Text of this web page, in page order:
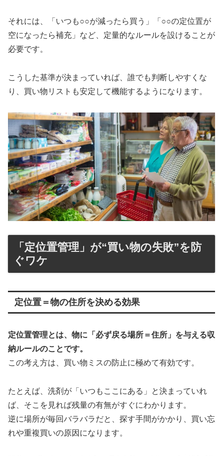
それには、「いつも○○が減ったら買う」「○○の定位置が
空になったら補充」など、定量的なルールを設けることが
必要です。
こうした基準が決まっていれば、誰でも判断しやすくな
り、買い物リストも安定して機能するようになります。
「定位置管理」が“買い物の失敗”を防
ぐワケ
定位置＝物の住所を決める効果
定位置管理とは、物に「必ず戻る場所＝住所」を与える収
納ルールのことです。
この考え方は、買い物ミスの防止に極めて有効です。
たとえば、洗剤が「いつもここにある」と決まっていれ
ば、そこを見れば残量の有無がすぐにわかります。
逆に場所が毎回バラバラだと、探す手間がかかり、買い忘
れや重複買いの原因になります。